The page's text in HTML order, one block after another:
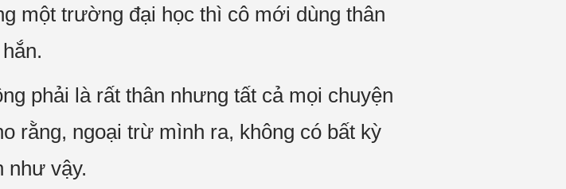
một trường đại học thì cô mới dùng thân
phải là rất thân nhưng tất cả mọi chuyện
rằng, ngoại trừ mình ra, không có bất kỳ
như vậy.